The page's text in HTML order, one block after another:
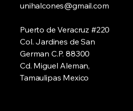
unihalcones@gmail.com
Puerto de Veracruz #220
Col. Jardines de San
German C.P. 88300
Cd. Miguel Aleman,
Tamaulipas Mexico